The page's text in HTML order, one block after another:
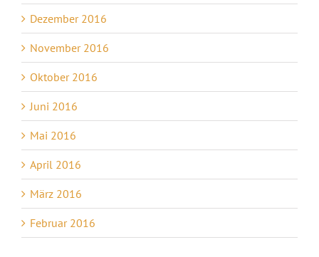
Dezember 2016
November 2016
Oktober 2016
Juni 2016
Mai 2016
April 2016
März 2016
Februar 2016